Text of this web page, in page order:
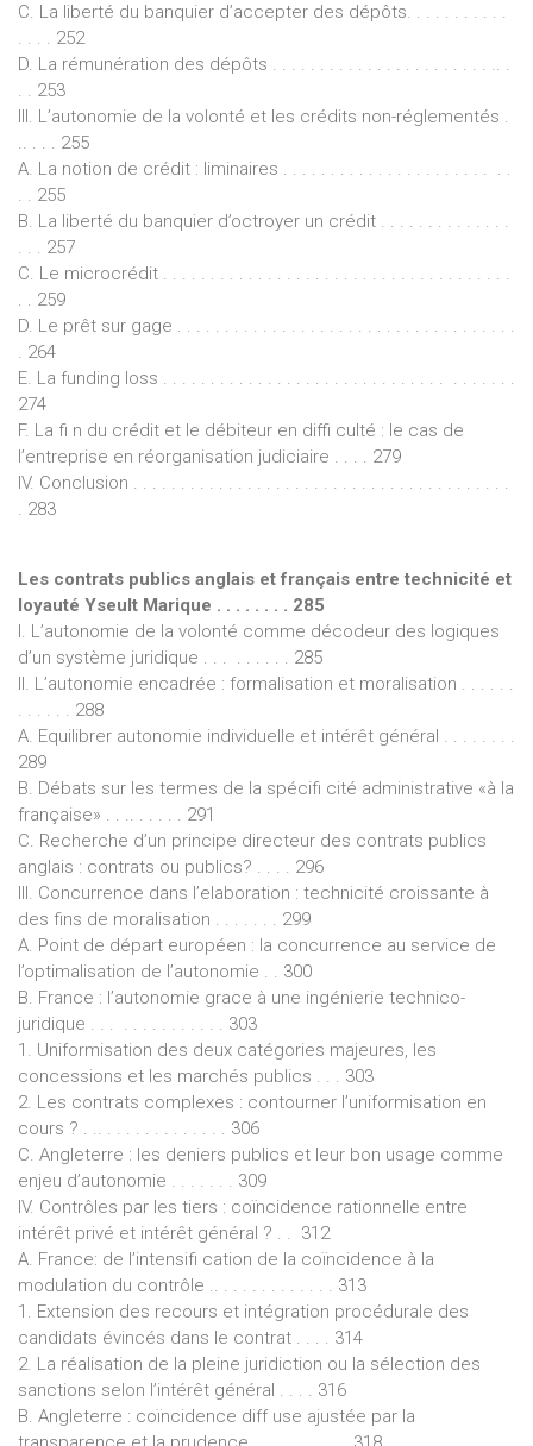
C. La liberté du banquier d’accepter des dépôts. . . . . . . . . . .
. . . . 252
D. La rémunération des dépôts . . . . . . . . . . . . . . . . . . . . . . . .. .
. . 253
III. L’autonomie de la volonté et les crédits non-réglementés .
.. . . . 255
A. La notion de crédit : liminaires . . . . . . . . . . . . . . . . . . . . . . . .
. . 255
B. La liberté du banquier d’octroyer un crédit . . . . . . . . . . . . . .
. . . 257
C. Le microcrédit . . . . . . . . . . . . . . . . . . . . . . . . . . . . . . . . . . . . .
. . 259
D. Le prêt sur gage . . . . . . . . . . . . . . . . . . . . . . . . . . . . . . . . . . . .
. 264
E. La funding loss . . . . . . . . . . . . . . . . . . . . . . . . . . . . . . . . . . . . .
274
F. La fi n du crédit et le débiteur en diffi culté : le cas de
l’entreprise en réorganisation judiciaire . . . . 279
IV. Conclusion . . . . . . . . . . . . . . . . . . . . . . . . . . . . . . . . . . . . . . . .
. 283
Les contrats publics anglais et français entre technicité et
loyauté Yseult Marique . . . . . . . . 285
I. L’autonomie de la volonté comme décodeur des logiques
d’un système juridique . . . . . . . . . 285
II. L’autonomie encadrée : formalisation et moralisation . . . . . .
. . . . . . 288
A. Equilibrer autonomie individuelle et intérêt général . . . . . . . .
289
B. Débats sur les termes de la spécifi cité administrative «à la
française» . . .. . . . . . 291
C. Recherche d’un principe directeur des contrats publics
anglais : contrats ou publics? . . . . 296
III. Concurrence dans l’elaboration : technicité croissante à
des fins de moralisation . . . . . . . 299
A. Point de départ européen : la concurrence au service de
l’optimalisation de l’autonomie . . 300
B. France : l’autonomie grace à une ingénierie technico-
juridique . . . . . . . . . . . . . . 303
1. Uniformisation des deux catégories majeures, les
concessions et les marchés publics . . . 303
2. Les contrats complexes : contourner l’uniformisation en
cours ? . .. . . . . . . . . . . . . . 306
C. Angleterre : les deniers publics et leur bon usage comme
enjeu d’autonomie . . . . . . . 309
IV. Contrôles par les tiers : coïncidence rationnelle entre
intérêt privé et intérêt général ? . . 312
A. France: de l’intensifi cation de la coïncidence à la
modulation du contrôle .. . . . . . . . . . . . . 313
1. Extension des recours et intégration procédurale des
candidats évincés dans le contrat . . . . 314
2. La réalisation de la pleine juridiction ou la sélection des
sanctions selon l’intérêt général . . . . 316
B. Angleterre : coïncidence diff use ajustée par la